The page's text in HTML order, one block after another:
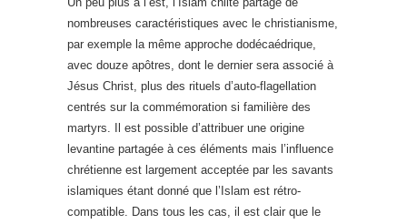
nombreuses caractéristiques avec le christianisme,
par exemple la même approche dodécaédrique,
avec douze apôtres, dont le dernier sera associé à
Jésus Christ, plus des rituels d’auto-flagellation
centrés sur la commémoration si familière des
martyrs. Il est possible d’attribuer une origine
levantine partagée à ces éléments mais l’influence
chrétienne est largement acceptée par les savants
islamiques étant donné que l’Islam est rétro-
compatible. Dans tous les cas, il est clair que le